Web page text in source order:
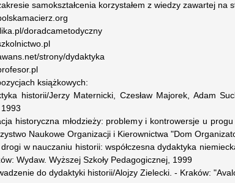
samokształcenia korzystałem z wiedzy zawartej na
doradcametodyczny
strony/dydaktyka
książkowych:
historii/Jerzy Maternicki, Czesław Majorek, Adam
1993
historyczna młodzieży: problemy i kontrowersje u
Naukowe Organizacji i Kierownictwa "Dom
drogi w nauczaniu historii: współczesna dydaktyka
Wydaw. Wyższej Szkoły Pedagogicznej, 1999
do dydaktyki historii/Alojzy Zielecki. - Kraków: